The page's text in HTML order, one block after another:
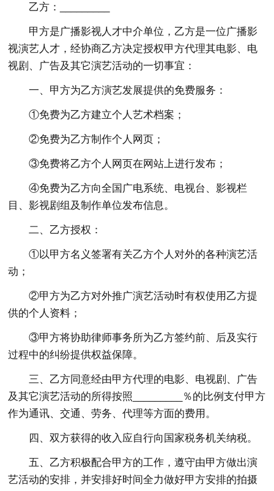
乙方：_________
甲方是广播影视人才中介单位，乙方是一位广播影
视演艺人才，经协商乙方决定授权甲方代理其电影、电
视剧、广告及其它演艺活动的一切事宜：
一、甲方为乙方演艺发展提供的免费服务：
①免费为乙方建立个人艺术档案；
②免费为乙方制作个人网页；
③免费将乙方个人网页在网站上进行发布；
④免费为乙方向全国广电系统、电视台、影视栏
目、影视剧组及制作单位发布信息。
二、乙方授权：
①以甲方名义签署有关乙方个人对外的各种演艺活
动；
②甲方为乙方对外推广演艺活动时有权使用乙方提
供的个人资料；
③甲方将协助律师事务所为乙方签约前、后及实行
过程中的纠纷提供权益保障。
三、乙方同意经由甲方代理的电影、电视剧、广告
及其它演艺活动的所得按照_________％的比例支付甲方
作为通讯、交通、劳务、代理等方面的费用。
四、双方获得的收入应自行向国家税务机关纳税。
五、乙方积极配合甲方的工作，遵守由甲方做出演
艺活动的安排，并安排好时间全力做好甲方安排的拍摄